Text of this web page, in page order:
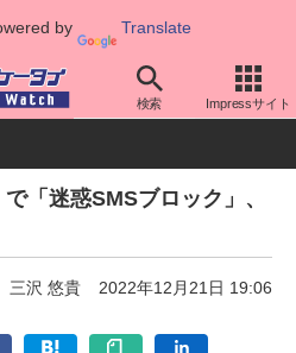
by Translate
検索 Impressサイト
au アプリ・サービス
「迷惑SMSブロック」、
三沢 悠貴 2022年12月21日 19:06